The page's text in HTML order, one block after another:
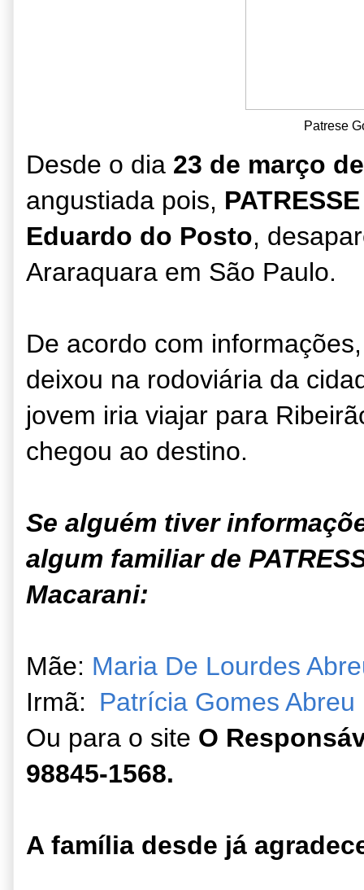
Patrese
Desde o dia 23 de março
angustiada pois,
Eduardo do Posto,
Araraquara em São Paulo.
De acordo com
deixou na rodoviária da
jovem iria viajar para
chegou ao destino.
Se alguém tiver
algum familiar de
Macarani:
Mãe: Maria De Lourdes
Irmã: Patrícia Gomes Abreu
Ou para o site O
98845-1568.
A família desde já